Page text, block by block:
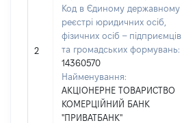
2
Код в Єдиному державному
реєстрі юридичних осіб,
фізичних осіб – підприємців
та громадських формувань:
14360570
Найменування:
АКЦІОНЕРНЕ ТОВАРИСТВО
КОМЕРЦІЙНИЙ БАНК
"ПРИВАТБАНК"